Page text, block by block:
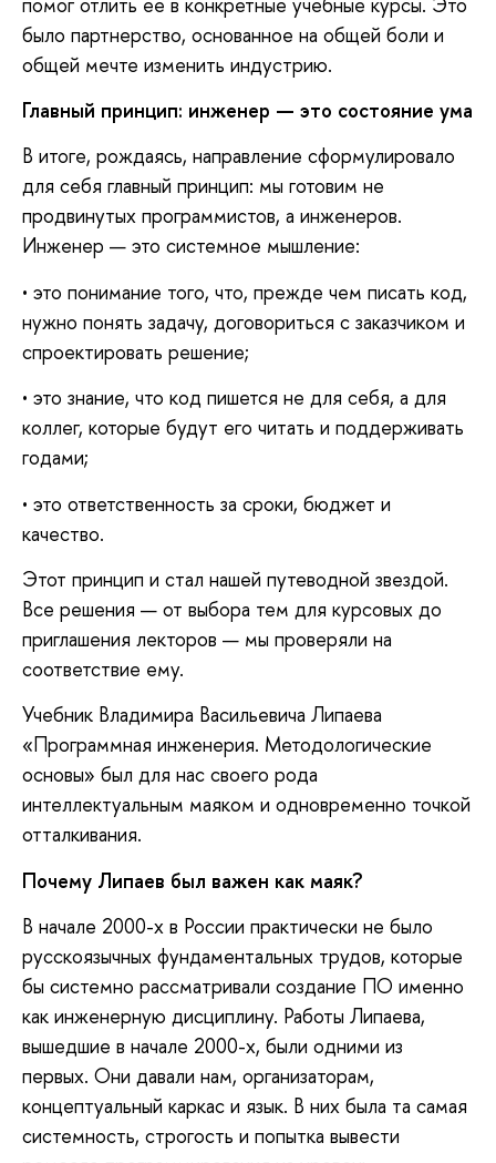
было партнерство, основанное на общей боли и
общей мечте изменить индустрию.
Главный принцип: инженер — это состояние ума
В итоге, рождаясь, направление сформулировало
для себя главный принцип: мы готовим не
продвинутых программистов, а инженеров.
Инженер — это системное мышление:
• это понимание того, что, прежде чем писать код,
нужно понять задачу, договориться с заказчиком и
спроектировать решение;
• это знание, что код пишется не для себя, а для
коллег, которые будут его читать и поддерживать
годами;
• это ответственность за сроки, бюджет и
качество.
Этот принцип и стал нашей путеводной звездой.
Все решения — от выбора тем для курсовых до
приглашения лекторов — мы проверяли на
соответствие ему.
Учебник Владимира Васильевича Липаева
«Программная инженерия. Методологические
основы» был для нас своего рода
интеллектуальным маяком и одновременно точкой
отталкивания.
Почему Липаев был важен как маяк?
В начале 2000-х в России практически не было
русскоязычных фундаментальных трудов, которые
бы системно рассматривали создание ПО именно
как инженерную дисциплину. Работы Липаева,
вышедшие в начале 2000-х, были одними из
первых. Они давали нам, организаторам,
концептуальный каркас и язык. В них была та самая
системность, строгость и попытка вывести